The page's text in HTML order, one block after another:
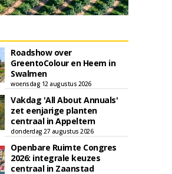
Roadshow over
GreentoColour en Heem in
Swalmen
woensdag 12 augustus 2026
Vakdag 'All About Annuals'
zet eenjarige planten
centraal in Appeltern
donderdag 27 augustus 2026
Openbare Ruimte Congres
2026: integrale keuzes
centraal in Zaanstad